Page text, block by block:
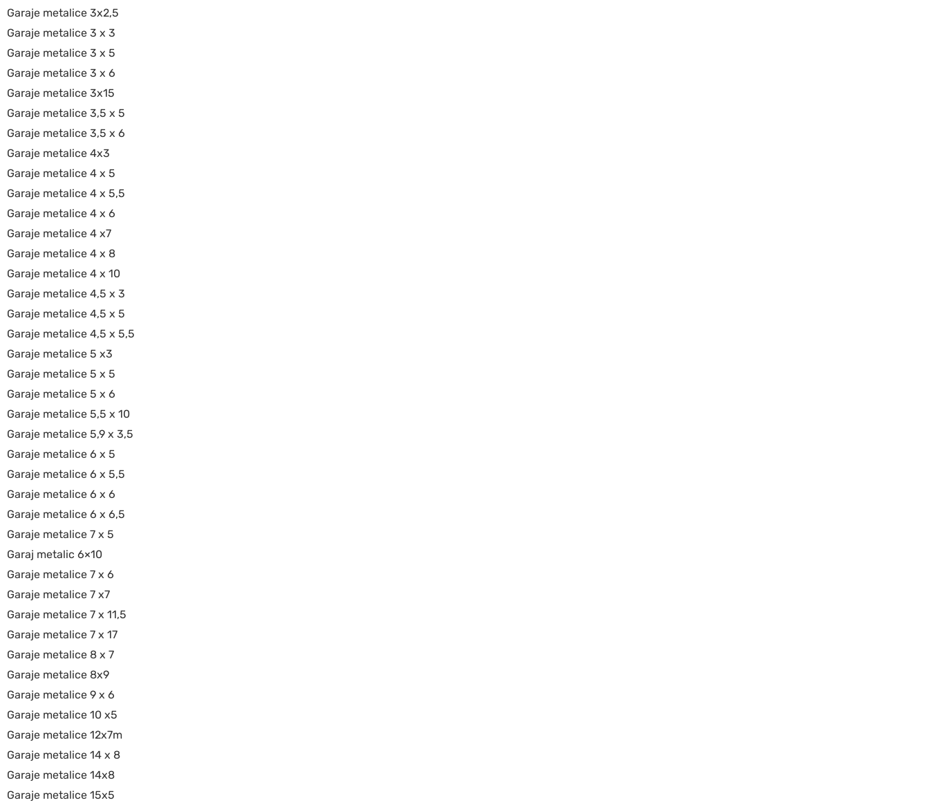
Garaje metalice 3x2,5
Garaje metalice 3 x 3
Garaje metalice 3 x 5
Garaje metalice 3 x 6
Garaje metalice 3x15
Garaje metalice 3,5 x 5
Garaje metalice 3,5 x 6
Garaje metalice 4x3
Garaje metalice 4 x 5
Garaje metalice 4 x 5,5
Garaje metalice 4 x 6
Garaje metalice 4 x7
Garaje metalice 4 x 8
Garaje metalice 4 x 10
Garaje metalice 4,5 x 3
Garaje metalice 4,5 x 5
Garaje metalice 4,5 x 5,5
Garaje metalice 5 x3
Garaje metalice 5 x 5
Garaje metalice 5 x 6
Garaje metalice 5,5 x 10
Garaje metalice 5,9 x 3,5
Garaje metalice 6 x 5
Garaje metalice 6 x 5,5
Garaje metalice 6 x 6
Garaje metalice 6 x 6,5
Garaje metalice 7 x 5
Garaj metalic 6×10
Garaje metalice 7 x 6
Garaje metalice 7 x7
Garaje metalice 7 x 11,5
Garaje metalice 7 x 17
Garaje metalice 8 x 7
Garaje metalice 8x9
Garaje metalice 9 x 6
Garaje metalice 10 x5
Garaje metalice 12x7m
Garaje metalice 14 x 8
Garaje metalice 14x8
Garaje metalice 15x5